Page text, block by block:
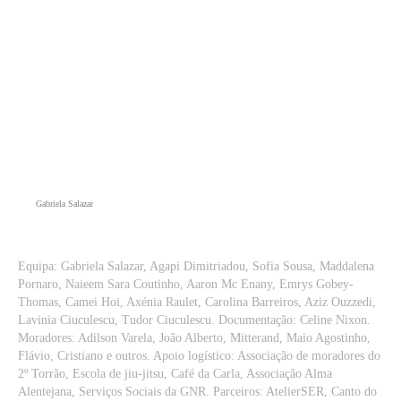
Gabriela Salazar
Equipa: Gabriela Salazar, Agapi Dimitriadou, Sofia Sousa, Maddalena
Pornaro, Naieem Sara Coutinho, Aaron Mc Enany, Emrys Gobey-
Thomas, Camei Hoi, Axénia Raulet, Carolina Barreiros, Aziz Ouzzedi,
Lavinia Ciuculescu, Tudor Ciuculescu. Documentação: Celine Nixon.
Moradores: Adilson Varela, João Alberto, Mitterand, Maio Agostinho,
Flávio, Cristiano e outros. Apoio logístico: Associação de moradores do
2º Torrão, Escola de jiu-jitsu, Café da Carla, Associação Alma
Alentejana, Serviços Sociais da GNR. Parceiros: AtelierSER, Canto do